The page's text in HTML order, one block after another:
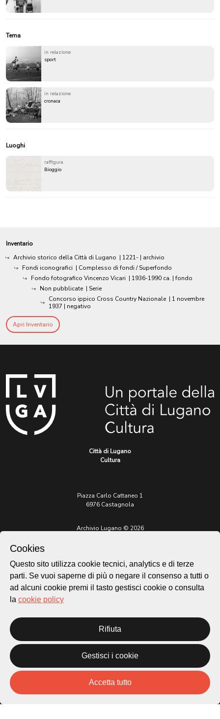
Tema
in relazione
sport
in relazione
cronaca
Luoghi
raffigura
Bioggio
Inventario
Archivio storico della Città di Lugano | 1221- | archivio
Fondi iconografici | Complesso di fondi / Superfondo
Fondo fotografico Vincenzo Vicari | 1936-1990 ca. | fondo
Non pubblicate | Serie
Concorso ippico Cross Country Nazionale | 1 novembre
1937 | negativo
Apri Inventario
Città di Lugano
Cultura
Piazza Carlo Cattaneo 1
6976 Castagnola
Archivio Lugano © 2026
t. +41 58 866 68 50
Sito istituzionale:
lugano.ch
Privacy Policy
Credits
Homepage
Temi
Novità
Progetti
Cookies
Questo sito utilizza cookie tecnici, analytics e di terze
parti. Se vuoi saperne di più o negare il consenso a tutti o
ad alcuni cookie premi il tasto gestisci cookie o consulta
la cookie policy
Rifiuta
Gestisci i cookie
Accetta tutto